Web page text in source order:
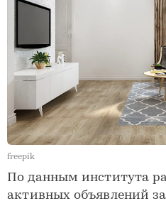
freepik
По данным института
активных объявлений